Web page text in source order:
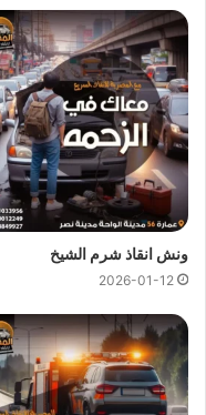
علي جميع خدماتانقاذ
ونش انقاذ المصريةلدينا
سيارتك ونقلك الي اقرب
الان ولا تترددونش انقاذ
اتصل بنا عليرقم ونش
01017439322او
سريع و مجهز بأحدث
ونش انقاذ
من اهم اسباب نجاحونش
الكبيرة فيانقاذ السيارات
ونش انقاذ شرم الشيخ
2026-01-12